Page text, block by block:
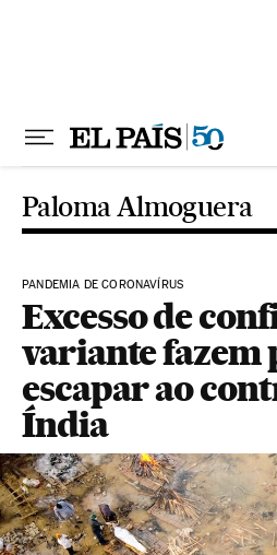
Paloma Almoguera
PANDEMIA DE CORONAVÍRUS
Excesso de
variante fazem
escapar ao
Índia